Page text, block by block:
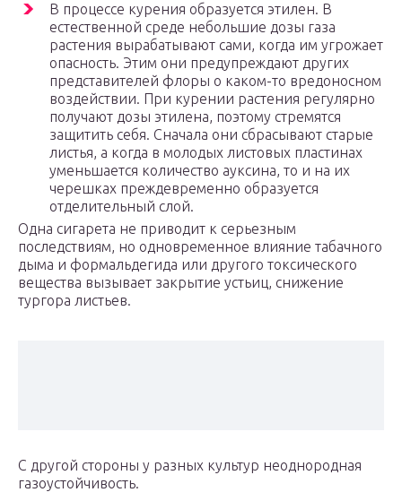
В процессе курения образуется этилен. В
естественной среде небольшие дозы газа
растения вырабатывают сами, когда им угрожает
опасность. Этим они предупреждают других
представителей флоры о каком-то вредоносном
воздействии. При курении растения регулярно
получают дозы этилена, поэтому стремятся
защитить себя. Сначала они сбрасывают старые
листья, а когда в молодых листовых пластинах
уменьшается количество ауксина, то и на их
черешках преждевременно образуется
отделительный слой.
Одна сигарета не приводит к серьезным
последствиям, но одновременное влияние табачного
дыма и формальдегида или другого токсического
вещества вызывает закрытие устьиц, снижение
тургора листьев.
С другой стороны у разных культур неоднородная
газоустойчивость.